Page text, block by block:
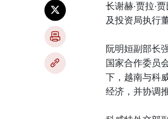
长谢赫·贾拉·
及投资局执行
阮明姮副部长
国家合作委员
下，越南与科
经济，并协调